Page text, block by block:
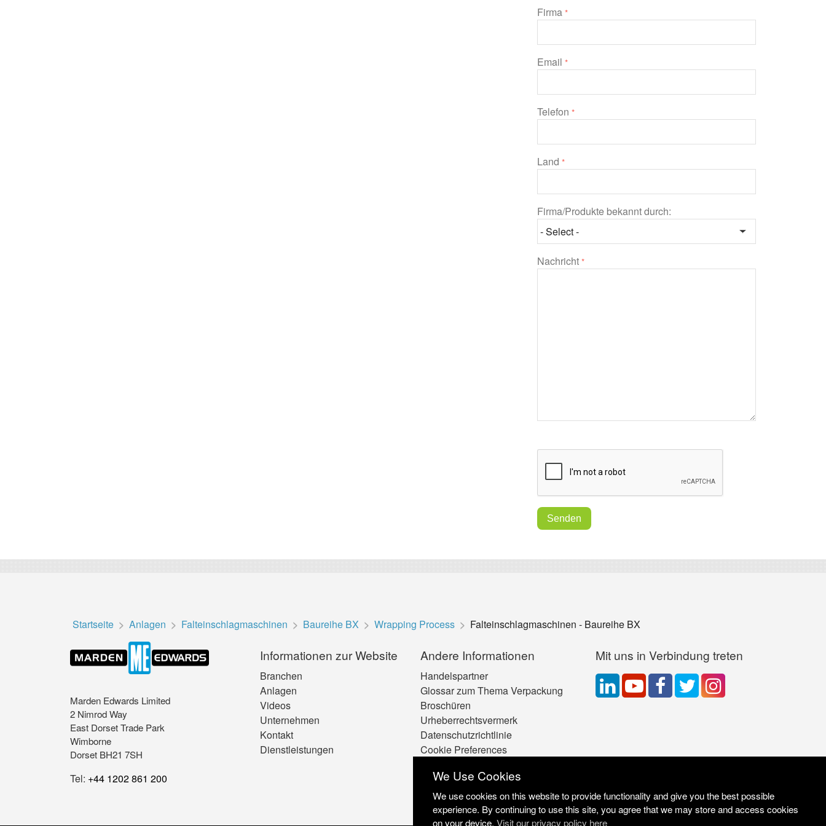
Firma *
Email *
Telefon *
Land *
Firma/Produkte bekannt durch:
Nachricht *
Startseite Anlagen Falteinschlagmaschinen Baureihe BX Wrapping Process Falteinschlagmaschinen - Baureihe BX
Marden Edwards Limited
2 Nimrod Way
East Dorset Trade Park
Wimborne
Dorset BH21 7SH
Tel: +44 1202 861 200
Informationen zur Website
Branchen
Anlagen
Videos
Unternehmen
Kontakt
Dienstleistungen
Andere Informationen
Handelspartner
Glossar zum Thema Verpackung
Broschüren
Urheberrechtsvermerk
Datenschutzrichtlinie
Cookie Preferences
Mit uns in Verbindung treten
We Use Cookies
We use cookies on this website to provide functionality and give you the best possible
experience. By continuing to use this site, you agree that we may store and access cookies
on your device. Visit our privacy policy here